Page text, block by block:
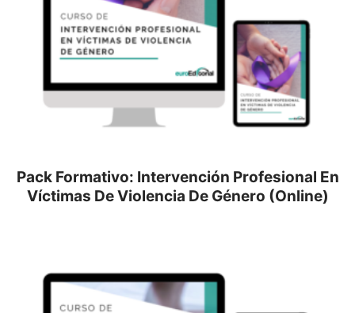
Pack Formativo: Intervención Profesional En
Víctimas De Violencia De Género (Online)